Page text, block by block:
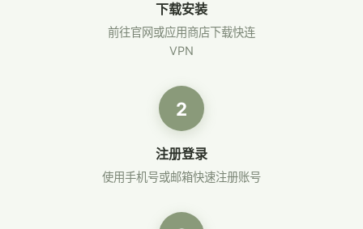
下载安装
前往官网或应用商店下载快连
VPN
2
注册登录
使用手机号或邮箱快速注册账号